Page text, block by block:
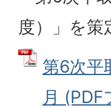
度）」を策
第6次平
月